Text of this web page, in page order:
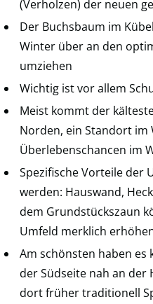
(Verholzen) der neuen
Der Buchsbaum im
Winter über an den
umziehen
Wichtig ist vor allem
Meist kommt der
Norden, ein Standort im
Überlebenschancen im
Spezifische Vorteile der
werden: Hauswand,
dem Grundstückszaun
Umfeld merklich
Am schönsten haben es
der Südseite nah an der
dort früher traditionell